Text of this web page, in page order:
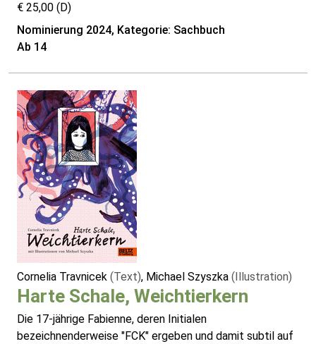
€ 25,00 (D)
Nominierung 2024, Kategorie: Sachbuch
Ab 14
Cornelia Travnicek (Text), Michael Szyszka (Illustration)
Harte Schale, Weichtierkern
Die 17-jährige Fabienne, deren Initialen
bezeichnenderweise "FCK" ergeben und damit subtil auf